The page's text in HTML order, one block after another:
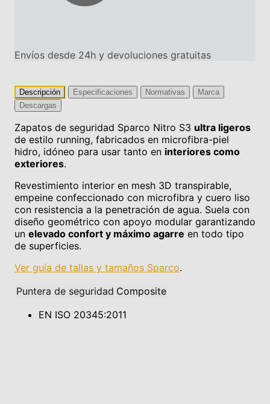
Envíos desde 24h y devoluciones gratuitas
Descripción Especificaciones Normativas
Marca
Descargas
Zapatos de seguridad Sparco Nitro S3 ultra ligeros
de estilo running, fabricados en microfibra-piel
hidro, idóneo para usar tanto en interiores como
exteriores.
Revestimiento interior en mesh 3D transpirable,
empeine confeccionado con microfibra y cuero liso
con resistencia a la penetración de agua. Suela con
diseño geométrico con apoyo modular garantizando
un elevado confort y máximo agarre en todo tipo
de superficies.
Ver guía de tallas y tamaños Sparco.
Puntera de seguridad Composite
EN ISO 20345:2011